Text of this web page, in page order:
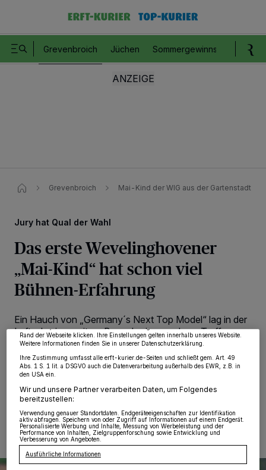
Grevenbroich Jüchen Sommergewinnspiel
Grevenbroich Mai-Kind der WIG aus der Gartenstadt
Jury hat Qual der Wahl
Das erste Wevelinghovener
„Mai-Kind“ hat schon viel
Bühnen-Erfahrung
Ein Hauch von „Germany´s Next Top Model“ lag in der
Luft, als eine weitere Bewerberin zum Jury-Treffen
kam und die Mutter einer schon anwesenden ihrer
Tochter zuraunte: „Sie ist auch da.
10.04.2019 , 10:54 Uhr
Wir und unsere218-Partner speichern und greifen auf personenbezogene Daten
wie Browserdaten oder eindeutige Kennungen auf Ihrem Gerät zu. Durch Auswahl
von OK aktivieren Sie Tracking-Technologien für die unter „Wir und unsere
Partner verarbeiten Daten, um Ihnen Dienste bereitzustellen“ aufgeführten
wieder aufrufen, um Ihre Einstellungen zu ändern oder Ihre Einwilligung zu
widerrufen, indem Sie auf den Link Einstellungen oder Ablehnen am unteren
Rand der Webseite klicken. Ihre Einstellungen gelten innerhalb unseres Website.
Weitere Informationen finden Sie in unserer Datenschutzerklärung.
Ihre Zustimmung umfasst alle erft-kurier.de-Seiten und schließt gem. Art. 49
Abs. 1 S. 1 lit. a DSGVO auch die Datenverarbeitung außerhalb des EWR, z.B. in
den USA ein.
Wir und unsere Partner verarbeiten Daten, um Folgendes
bereitzustellen:
Verwendung genauer Standortdaten. Endgeräteeigenschaften zur Identifikation
aktiv abfragen. Speichern von oder Zugriff auf Informationen auf einem Endgerät.
Personalisierte Werbung und Inhalte, Messung von Werbeleistung und der
Performance von Inhalten, Zielgruppenforschung sowie Entwicklung und
Verbesserung von Angeboten.
Ausführliche Informationen